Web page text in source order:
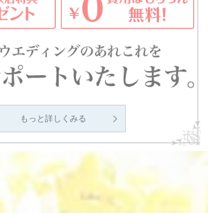
もっと詳しくみる